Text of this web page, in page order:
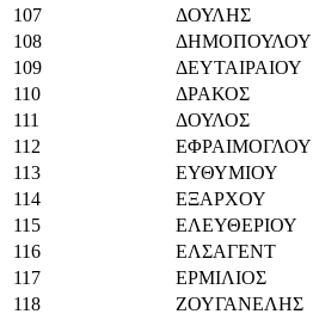
107
ΔΟΥΛΗΣ
108
ΔΗΜΟΠΟΥΛΟΥ
109
ΔΕΥΤΑΙΡΑΙΟΥ
110
ΔΡΑΚΟΣ
111
ΔΟΥΛΟΣ
112
ΕΦΡΑΙΜΟΓΛΟΥ
113
ΕΥΘΥΜΙΟΥ
114
ΕΞΑΡΧΟΥ
115
ΕΛΕΥΘΕΡΙΟΥ
116
ΕΛΣΑΓΕΝΤ
117
ΕΡΜΙΛΙΟΣ
118
ΖΟΥΓΑΝΕΛΗΣ